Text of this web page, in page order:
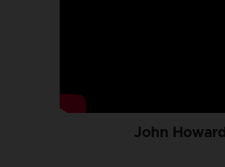
John Howard